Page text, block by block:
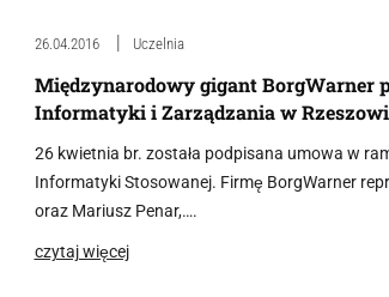
26.04.2016 Uczelnia
Międzynarodowy gigant BorgWarner
Informatyki i Zarządzania w
26 kwietnia br. została podpisana umowa w
Informatyki Stosowanej. Firmę BorgWarner
oraz Mariusz Penar,….
czytaj więcej